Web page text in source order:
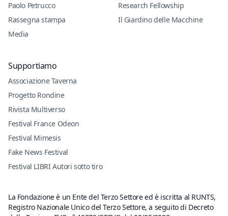
Paolo Petrucco
Rassegna stampa
Media
Research Fellowship
Il Giardino delle Macchine
Supportiamo
Associazione Taverna
Progetto Rondine
Rivista Multiverso
Festival France Odeon
Festival Mimesis
Fake News Festival
Festival LIBRI Autori sotto tiro
La Fondazione è un Ente del Terzo Settore ed è iscritta al RUNTS,
Registro Nazionale Unico del Terzo Settore, a seguito di Decreto